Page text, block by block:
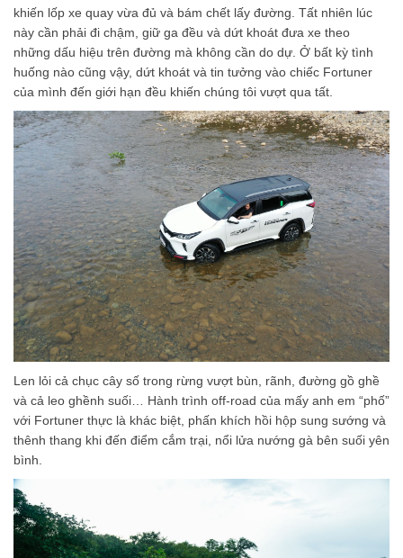
khiến lốp xe quay vừa đủ và bám chết lấy đường. Tất nhiên lúc
này cần phải đi chậm, giữ ga đều và dứt khoát đưa xe theo
những dấu hiệu trên đường mà không cần do dự. Ở bất kỳ tình
huống nào cũng vậy, dứt khoát và tin tưởng vào chiếc Fortuner
của mình đến giới hạn đều khiến chúng tôi vượt qua tất.
Len lỏi cả chục cây số trong rừng vượt bùn, rãnh, đường gồ ghề
và cả leo ghềnh suối… Hành trình off-road của mấy anh em “phố”
với Fortuner thực là khác biệt, phấn khích hồi hộp sung sướng và
thênh thang khi đến điểm cắm trại, nổi lửa nướng gà bên suối yên
bình.